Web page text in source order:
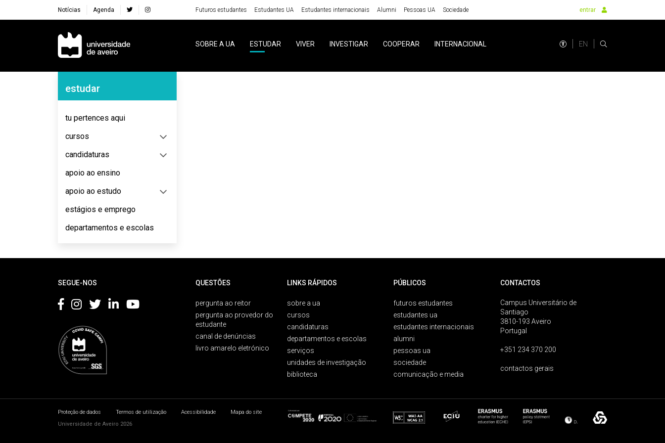
Notícias Agenda Futuros estudantes Estudantes UA Estudantes internacionais Alumni Pessoas UA Sociedade entrar
Navegação Principal
SOBRE A UA ESTUDAR VIVER INVESTIGAR COOPERAR INTERNACIONAL EN
Navegação Lateral
estudar
tu pertences aqui
cursos
candidaturas
apoio ao ensino
apoio ao estudo
estágios e emprego
departamentos e escolas
SEGUE-NOS QUESTÕES
pergunta ao reitor
pergunta ao provedor do
estudante
canal de denúncias
livro amarelo eletrónico
LINKS RÁPIDOS
sobre a ua
cursos
candidaturas
departamentos e escolas
serviços
unidades de investigação
biblioteca
PÚBLICOS
futuros estudantes
estudantes ua
estudantes internacionais
alumni
pessoas ua
sociedade
comunicação e media
CONTACTOS
Campus Universitário de
Santiago
3810-193 Aveiro
Portugal
+351 234 370 200
contactos gerais
Proteção de dados Termos de utilização Acessibilidade
Mapa do site
Universidade de Aveiro 2026